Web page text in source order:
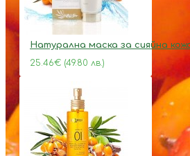
Натурална маска за сияйна
25.46€ (49.80 лв.)